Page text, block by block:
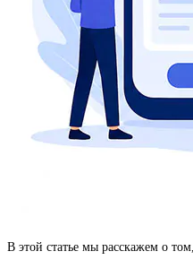
В этой статье мы расскажем о